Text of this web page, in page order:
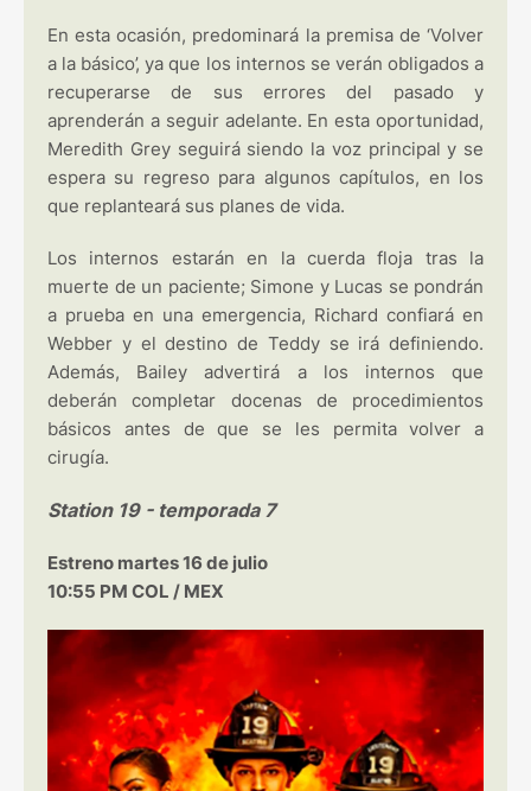
En esta ocasión, predominará la premisa de ‘Volver
a la básico’, ya que los internos se verán obligados a
recuperarse de sus errores del pasado y
aprenderán a seguir adelante. En esta oportunidad,
Meredith Grey seguirá siendo la voz principal y se
espera su regreso para algunos capítulos, en los
que replanteará sus planes de vida.
Los internos estarán en la cuerda floja tras la
muerte de un paciente; Simone y Lucas se pondrán
a prueba en una emergencia, Richard confiará en
Webber y el destino de Teddy se irá definiendo.
Además, Bailey advertirá a los internos que
deberán completar docenas de procedimientos
básicos antes de que se les permita volver a
cirugía.
Station 19 - temporada 7
Estreno martes 16 de julio
10:55 PM COL / MEX